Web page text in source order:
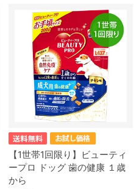
【1世帯1回限り】ビューティ
ープロ ドッグ 歯の健康 １歳
から